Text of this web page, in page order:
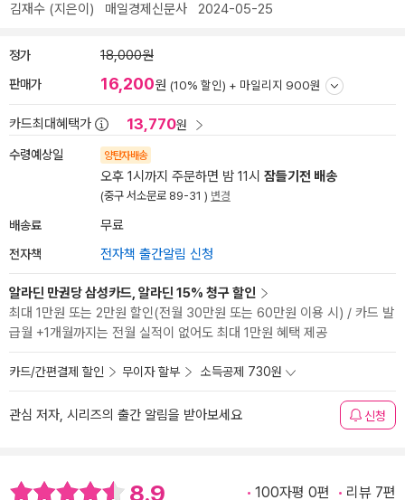
김재수 (지은이) 매일경제신문사 2024-05-25
정가 18,000원
판매가 16,200원 (10% 할인) + 마일리지 900원
카드최대혜택가 13,770원
수령예상일 양탄자배송
오후 1시까지 주문하면 밤 11시 잠들기전 배송
(중구 서소문로 89-31 ) 변경
배송료 무료
전자책 전자책 출간알림 신청
알라딘 만권당 삼성카드, 알라딘 15% 청구 할인
최대 1만원 또는 2만원 할인(전월 30만원 또는 60만원 이용 시) / 카드 발
급월 +1개월까지는 전월 실적이 없어도 최대 1만원 혜택 제공
카드/간편결제 할인 무이자 할부 소득공제 730원
관심 저자, 시리즈의 출간 알림을 받아보세요 신청
8.9 100자평 0편 리뷰 7편